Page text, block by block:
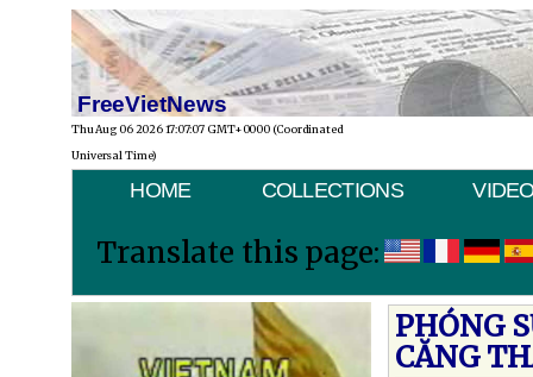
FreeVietNews
Thu Aug 06 2026 17:07:07 GMT+0000 (Coordinated
Universal Time)
HOME COLLECTIONS
Translate this page:
PHÓNG
CĂNG